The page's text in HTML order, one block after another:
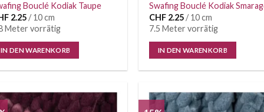
Bouclé Kodiak Taupe
2.25/ 10 cm
Meter vorrätig
IN DEN WARENKORB
Swafing Bouclé Kodiak
CHF2.25/ 10 cm
7.5 Meter vorrätig
IN DEN WARENKORB